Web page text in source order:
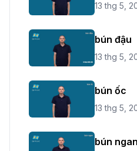
13 thg 5,
bún đậu
13 thg 5,
bún ốc
13 thg 5,
bún ngan